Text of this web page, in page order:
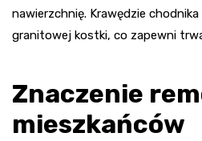
nawierzchnię. Krawędzie
granitowej kostki, co zapewni
Znaczenie
mieszkańców